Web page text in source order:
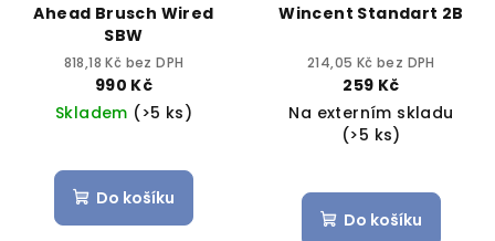
Ahead Brusch Wired
SBW
818,18 Kč bez DPH
990 Kč
Skladem (>5 ks)
Do košíku
Wincent Standart 2B
214,05 Kč bez DPH
259 Kč
Na externím skladu
(>5 ks)
Do košíku